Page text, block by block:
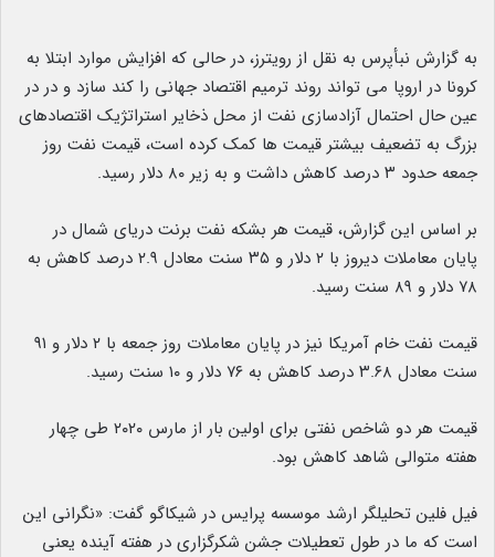
به گزارش نبأپرس به نقل از رویترز، در حالی که افزایش موارد ابتلا به
کرونا در اروپا می تواند روند ترمیم اقتصاد جهانی را کند سازد و در در
عین حال احتمال آزادسازی نفت از محل ذخایر استراتژیک اقتصادهای
بزرگ به تضعیف بیشتر قیمت ها کمک کرده است، قیمت نفت روز
جمعه حدود ۳ درصد کاهش داشت و به زیر ۸۰ دلار رسید.
بر اساس این گزارش، قیمت هر بشکه نفت برنت دریای شمال در
پایان معاملات دیروز با ۲ دلار و ۳۵ سنت معادل ۲.۹ درصد کاهش به
۷۸ دلار و ۸۹ سنت رسید.
قیمت نفت خام آمریکا نیز در پایان معاملات روز جمعه با ۲ دلار و ۹۱
سنت معادل ۳.۶۸ درصد کاهش به ۷۶ دلار و ۱۰ سنت رسید.
قیمت هر دو شاخص نفتی برای اولین بار از مارس ۲۰۲۰ طی چهار
هفته متوالی شاهد کاهش بود.
فیل فلین تحلیلگر ارشد موسسه پرایس در شیکاگو گفت: «نگرانی این
است که ما در طول تعطیلات جشن شکرگزاری در هفته آینده یعنی